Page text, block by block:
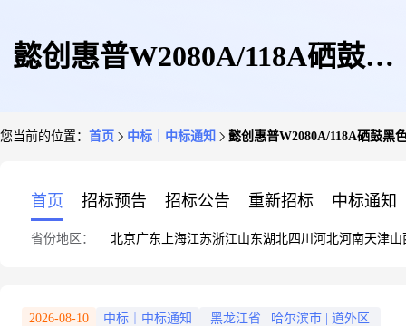
懿创惠普W2080A/118A硒鼓黑
您当前的位置： 首页 中标｜中标通知 懿创惠普W2080A/118A硒鼓黑
首页 招标预告 招标公告 重新招标 中标通知
省份地区： 北京广东 上海江苏浙江山东湖北四川 河北河南天津山
2026-08-10 中标｜中标通知 黑龙江省 哈尔滨市 道外区